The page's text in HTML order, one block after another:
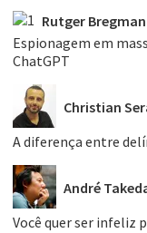
Rutger Bregman
Espionagem em
ChatGPT
Christian
A diferença entre
André
Você quer ser infeliz